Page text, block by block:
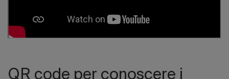
QR code per conoscere i